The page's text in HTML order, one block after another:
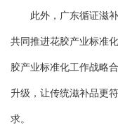
此外，广东循证滋
共同推进花胶产业标准
胶产业标准化工作战略
升级，让传统滋补品更
求。